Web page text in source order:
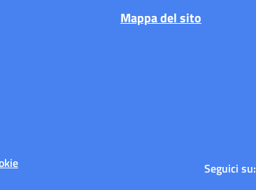
Mappa del sito
Seguici su: